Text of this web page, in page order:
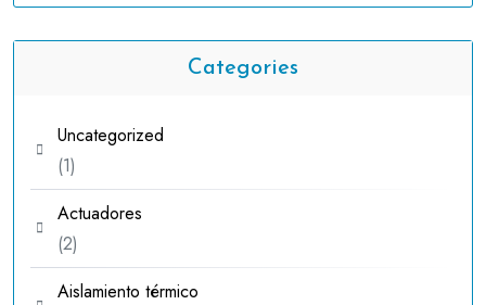
Categories
Uncategorized
11
producto
Actuadores
22
productos
Aislamiento térmico